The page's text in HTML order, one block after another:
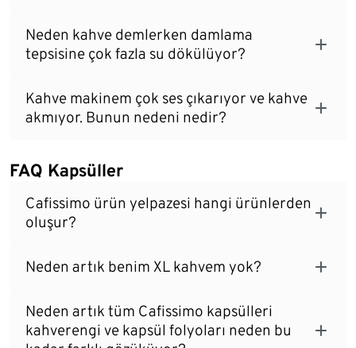
Neden kahve demlerken damlama
tepsisine çok fazla su dökülüyor?
Kahve makinem çok ses çıkarıyor ve kahve
akmıyor. Bunun nedeni nedir?
FAQ Kapsüller
Cafissimo ürün yelpazesi hangi ürünlerden
oluşur?
Neden artık benim XL kahvem yok?
Neden artık tüm Cafissimo kapsülleri
kahverengi ve kapsül folyoları neden bu